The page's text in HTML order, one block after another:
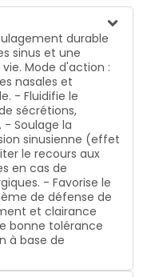
durable
sinus et une
Mode d'action :
nasales et
- Fluidifie le
sécrétions,
Soulage la
sinusienne (effet
le recours aux
en cas de
- Favorise le
de défense de
et clairance
bonne tolérance
à base de